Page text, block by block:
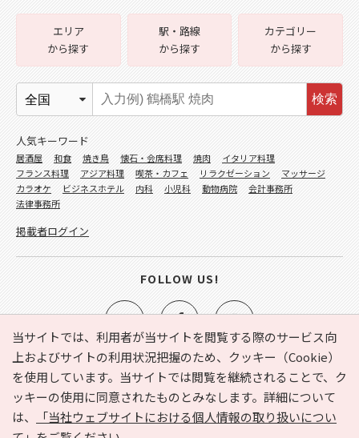
当サイトでは、利用者が当サイトを閲覧する際のサービス向
上およびサイトの利用状況把握のため、クッキー（Cookie）
を使用しています。当サイトでは閲覧を継続されることで、ク
ッキーの使用に同意されたものとみなします。詳細について
は、
「当社ウェブサイトにおける個人情報の取り扱いについ
e-NAVITA（イーナビタ）とは？ お気に入り
ヘルプ
利用規約
個人情報の取り扱いについて
運営会社
サイトマップ
広告掲載に関するお問い合わせ
エリア
から探す
駅・路線
から探す
カテゴリー
から探す
検索
人気キーワード
居酒屋 和食 焼き鳥 懐石・会席料理 焼肉
イタリア料理
フランス料理
アジア料理 喫茶・カフェ リラクゼーション
マッサージ
カラオケ
ビジネスホテル 内科 小児科 動物病院
会計事務所
法律事務所
掲載者ログイン
FOLLOW US!